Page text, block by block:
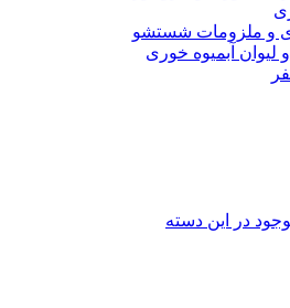
و ملزومات شستشو
لیوان آبمیوه خوری
در این دسته